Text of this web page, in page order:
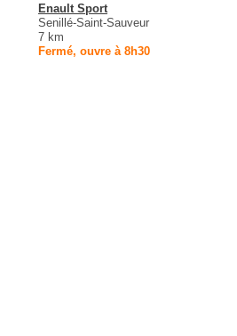
Enault Sport
Senillé-Saint-Sauveur
7 km
Fermé, ouvre à 8h30